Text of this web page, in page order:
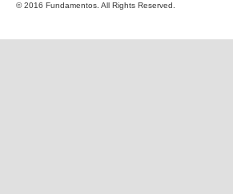
© 2016 Fundamentos. All Rights Reserved.